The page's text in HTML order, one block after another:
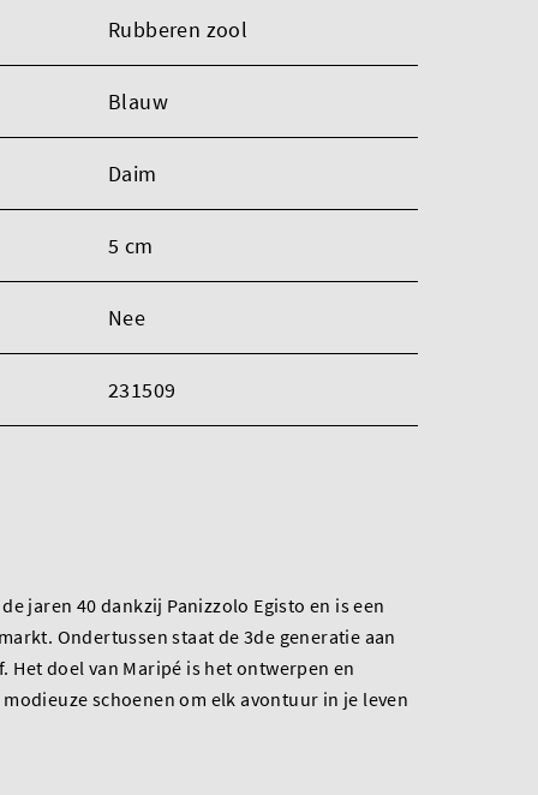
Rubberen zool
Blauw
Daim
5 cm
Nee
231509
jaren 40 dankzij Panizzolo Egisto en is een
Ondertussen staat de 3de generatie aan
doel van Maripé is het ontwerpen en
schoenen om elk avontuur in je leven